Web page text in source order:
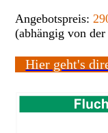
Angebotspreis:
(abhängig von
Hier geht's